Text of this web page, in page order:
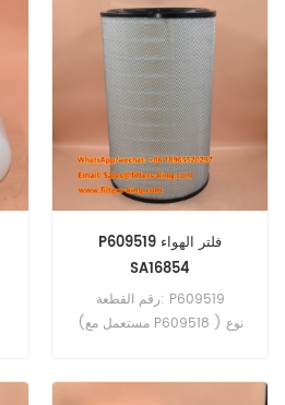
للطلب: 60 قطعة
P609519 فلتر الهواء
SA16854
رقم القطعة: P609519
(مستعمل مع P609518 ) نوع